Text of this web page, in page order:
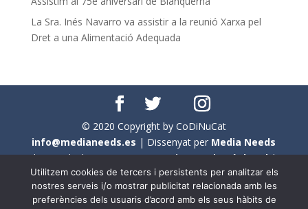
La Sra. Inés Navarro va assistir a la reunió Xarxa pel
Dret a una Alimentació Adequada
© 2020 Copyright by CoDiNuCat
info@medianeeds.es | Dissenyat per Media Needs
| Tots els drets reservats aCoDiNuCat |Avís legal|
Avís per cookies
En aquest web s'ha tingut en compte l'ús no sexista del
Utilitzem cookies de tercers i persistents per analitzar els
nostres serveis i/o mostrar publicitat relacionada amb les
preferències dels usuaris d’acord amb els seus hàbits de